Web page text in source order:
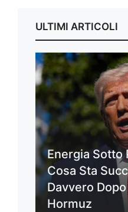
ULTIMI ARTICOLI
Energia Sotto
Cosa Sta
Davvero
Hormuz